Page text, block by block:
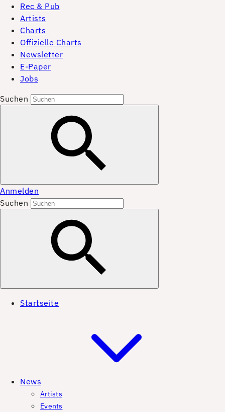
Rec & Pub
Artists
Charts
Offizielle Charts
Newsletter
E-Paper
Jobs
Suchen
Anmelden
Suchen
Startseite
News
Artists
Events